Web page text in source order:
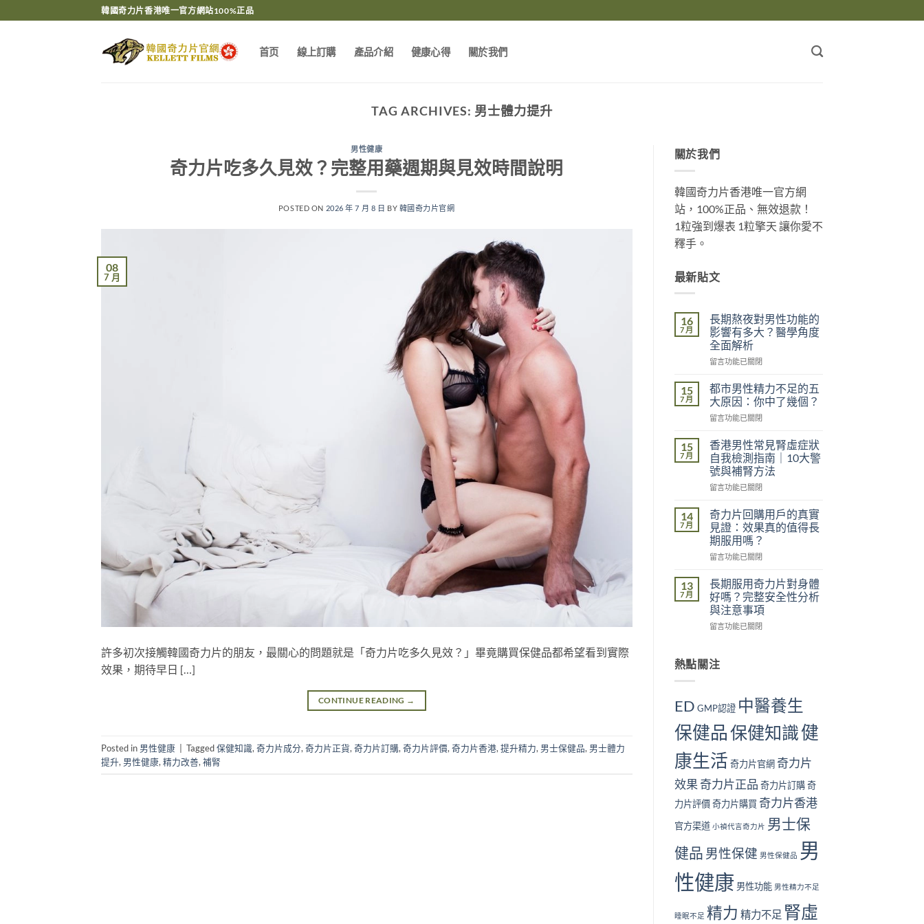
to
韓國奇力片香港唯一官方網站100%正品
首页 線上訂購 產品介紹 健康心得 關於我們
TAG ARCHIVES: 男士體力提升
男性健康
奇力片吃多久見效？完整用藥週期與見效時間說明
POSTED ON 2026 年 7 月 8 日 BY 韓國奇力片官網
08
7 月
許多初次接觸韓國奇力片的朋友，最關心的問題就是「奇力片吃多久見效？」畢竟購買保健品都希望看到實際
效果，期待早日 […]
CONTINUE READING →
Posted in 男性健康 | Tagged保健知識, 奇力片成分, 奇力片正貨, 奇力片訂購, 奇力片評價, 奇力片香港, 提升精力, 男士保健品, 男士體力
提升, 男性健康, 精力改善, 補腎
關於我們
韓國奇力片香港唯一官方網
站，100%正品、無效退款！
1粒強到爆表 1粒擎天 讓你愛不
釋手。
最新貼文
16
7 月
長期熬夜對男性功能的
影響有多大？醫學角度
全面解析
在
期
熬
夜
對
性
功
能
的
影
有
多
大？
醫
學
度
全
面
解
析〉
留言功能已關閉
15
7 月
都市男性精力不足的五
大原因：你中了幾個？
在
市
男
性
精
力
足
的
五
大
原
你
中
了
幾
個？〉
留言功能已關閉
15
7 月
香港男性常見腎虛症狀
自我檢測指南｜10大警
號與補腎方法
在
港
男
性
常
見
虛
症
狀
自
我
指
大
號
與
補
腎
方
法〉
中
留言功能已關閉
14
7 月
奇力片回購用戶的真實
見證：效果真的值得長
期服用嗎？
在
力
片
回
購
用
真
效
真
的
值
得
長
期
服
嗎？〉
留言功能已關閉
13
7 月
長期服用奇力片對身體
好嗎？完整安全性分析
與注意事項
在
服
用
片
身
體
好
嗎？
完
整
安
性
析
與
注
意
事
項〉
中
留言功能已關閉
熱點關注
ED GMP認證 中醫養生
保健品保健知識健
康生活 奇力片官網 奇力片
效果 奇力片正品 奇力片訂購 奇
力片評價 奇力片購買 奇力片香港
官方渠道 小禎代言奇力片 男士保
健品 男性保健 男性保健品 男
性健康 男性功能 男性精力不足
睡眠不足 精力 精力不足 腎虛